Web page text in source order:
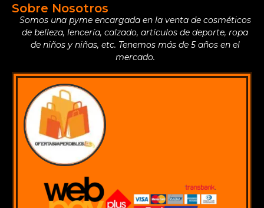
Sobre Nosotros
Somos una pyme encargada en la venta de cosméticos
de belleza, lencería, calzado, artículos de deporte, ropa
de niños y niñas, etc. Tenemos más de 5 años en el
mercado.